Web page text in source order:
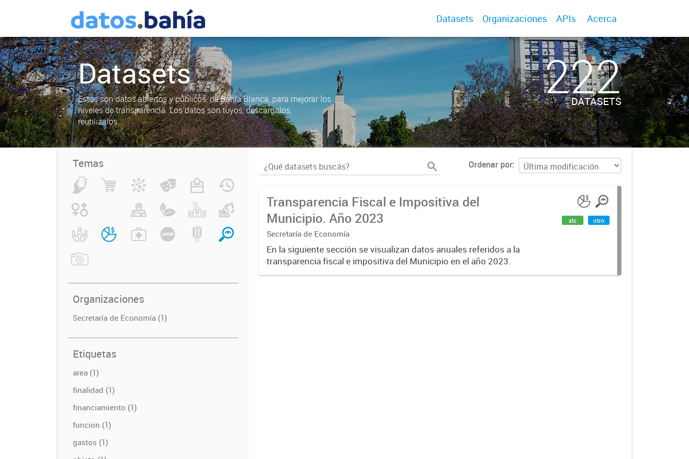
Datasets Organizaciones APIs Acerca
Datasets
Estos son datos abiertos y públicos, de Bahía Blanca, para mejorar los
niveles de transparencia. Los datos son tuyos, descargalos,
reutilizalos.
222
DATASETS
Temas
Organizaciones
Secretaría de Economía (1)
Etiquetas
area (1)
finalidad (1)
financiamiento (1)
funcion (1)
gastos (1)
Ordenar por
Transparencia Fiscal e Impositiva del
Municipio. Año 2023
Secretaría de Economía
En la siguiente sección se visualizan datos anuales referidos a la
transparencia fiscal e impositiva del Municipio en el año 2023.
xls otro